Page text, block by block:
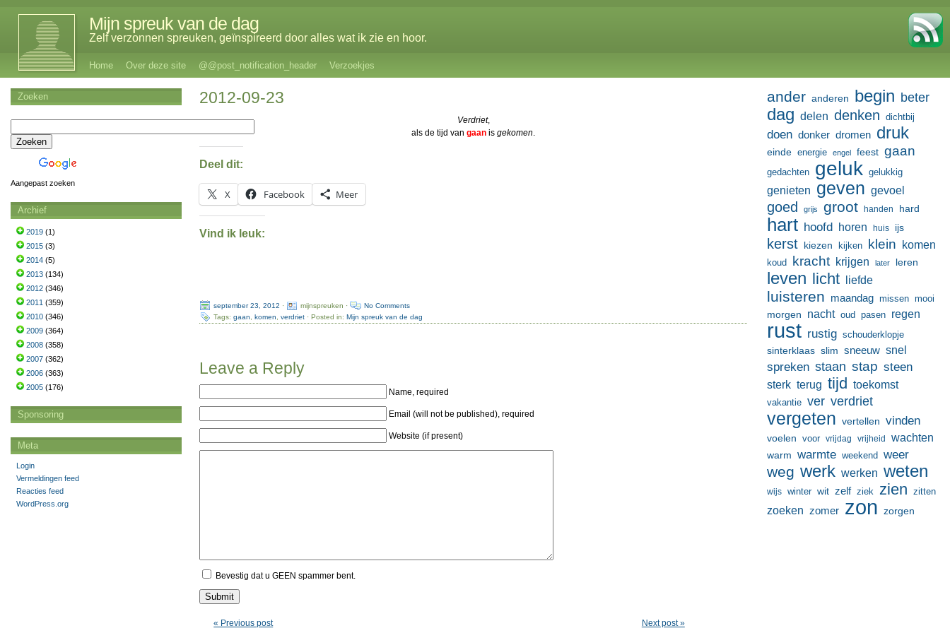
Mijn spreuk van de dag
Zelf verzonnen spreuken, geïnspireerd door alles wat ik zie en hoor.
Home Over deze site @@post_notification_header Verzoekjes
2012-09-23
Verdriet,
als de tijd vangaan isgekomen.
Deel dit:
X Facebook Meer
Vind ik leuk:
september 23, 2012 · mijnspreuken ·
No Comments
Tags:gaan ,komen ,verdriet · Posted in:Mijn spreuk van de dag
Leave a Reply
Name, required
Email (will not be published), required
Website (if present)
Bevestig dat u GEEN spammer bent.
« Previous post Next post »
ander anderen begin beter
dag delen denken dichtbij
doen donker dromen druk
einde energie engel feest gaan
gedachten geluk gelukkig
genieten geven gevoel
goed grijs groot handen hard
hart hoofd horen huis ijs
kerst kiezen kijken klein komen
koud kracht krijgen later leren
leven licht liefde
luisteren maandag missen mooi
morgen nacht oud pasen regen
rust rustig schouderklopje
sinterklaas slim sneeuw snel
spreken staan stap steen
sterk terug tijd toekomst
vakantie ver verdriet
vergeten vertellen vinden
voelen voor vrijdag vrijheid wachten
warm warmte weekend weer
weg werk werken weten
wijs winter wit zelf ziek zien zitten
zoeken zomer zon zorgen
Zoeken
Aangepast zoeken
Archief
2019 (1)
2015 (3)
2014 (5)
2013 (134)
2012 (346)
2011 (359)
2010 (346)
2009 (364)
2008 (358)
2007 (362)
2006 (363)
2005 (176)
Sponsoring
Meta
Login
Vermeldingen feed
Reacties feed
WordPress.org